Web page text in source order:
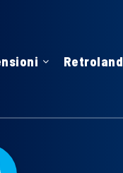
Retroland